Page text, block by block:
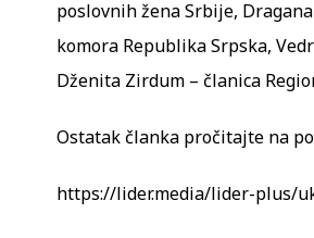
poslovnih žena Srbije,
komora Republika Srpska,
Dženita Zirdum – članica
Ostatak članka pročitajte na
https://lider.media/lider-plus/